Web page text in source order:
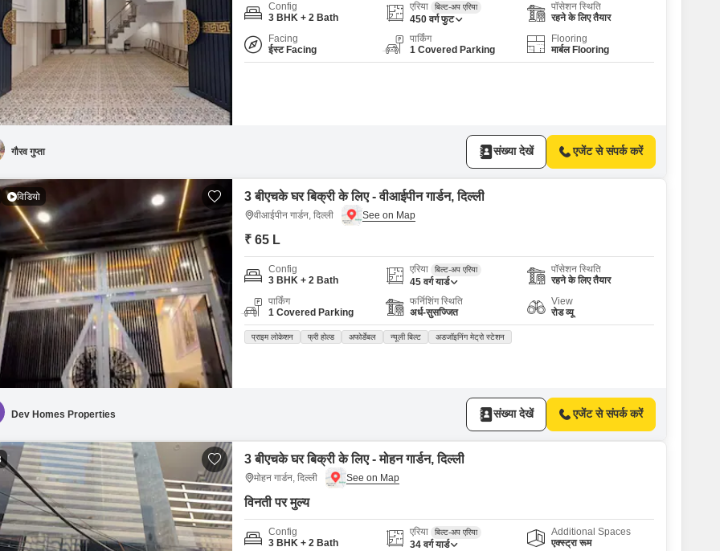
Config
3 BHK + 2 Bath
एरिया बिल्ट-अप एरिया
450 वर्ग फुट
पॉसेशन स्थिति
रहने के लिए तैयार
Facing
ईस्ट Facing
पार्किंग
1 Covered Parking
Flooring
मार्बल Flooring
गौरव गुप्ता संख्या देखें एजेंट से संपर्क करें
विडियो 3 बीएचके घर बिक्री के लिए - वीआईपीन गार्डन, दिल्ली
वीआईपीन गार्डन, दिल्ली
₹ 65 L
Config
3 BHK + 2 Bath
एरिया बिल्ट-अप एरिया
45 वर्ग यार्ड
पॉसेशन स्थिति
रहने के लिए तैयार
पार्किंग
1 Covered Parking
फर्निशिंग स्थिति
अर्ध-सुसज्जित
View
रोड व्यू
प्राइम लोकेशन फ्री होल्ड अफोर्डेबल न्यूली बिल्ट अडजॉइनिंग मेट्रो स्टेशन
Dev Homes Properties संख्या देखें एजेंट से संपर्क करें
3 बीएचके घर बिक्री के लिए - मोहन गार्डन, दिल्ली
मोहन गार्डन, दिल्ली
विनती पर मुल्य
Config
3 BHK + 2 Bath
एरिया बिल्ट-अप एरिया
34 वर्ग यार्ड
Additional Spaces
एक्स्ट्रा रूम